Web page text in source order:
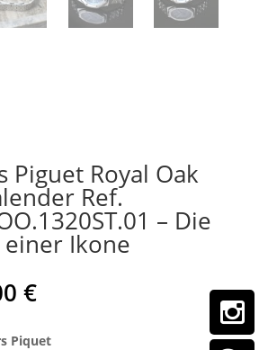
Piguet Royal Oak
Ref.
– Die
Ikone
€
Piquet